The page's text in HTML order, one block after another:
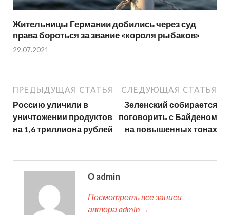
Жительницы Германии добились через суд
права бороться за звание «короля рыбаков»
29.07.2021
ПРЕДЫДУЩАЯ СТАТЬЯ
Россию уличили в
уничтожении продуктов
на 1,6 триллиона рублей
СЛЕДУЮЩАЯ СТАТЬЯ
Зеленский собирается
поговорить с Байденом
на повышенных тонах
О admin
Посмотреть все записи
автора admin →